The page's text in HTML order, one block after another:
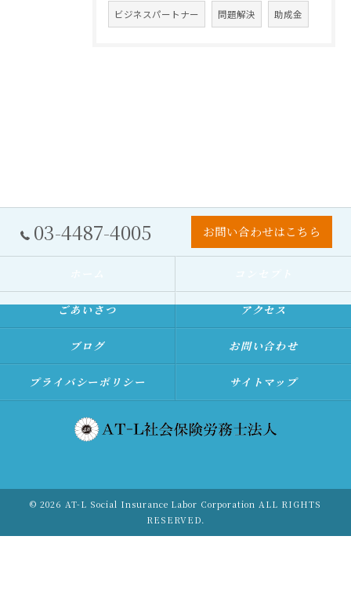
ビジネスパートナー 問題解決 助成金
03-4487-4005 お問い合わせはこちら
ごあいさつ アクセス
ブログ お問い合わせ
プライバシーポリシー サイトマップ
© 2026 AT-L Social Insurance Labor Corporation ALL RIGHTS
RESERVED.